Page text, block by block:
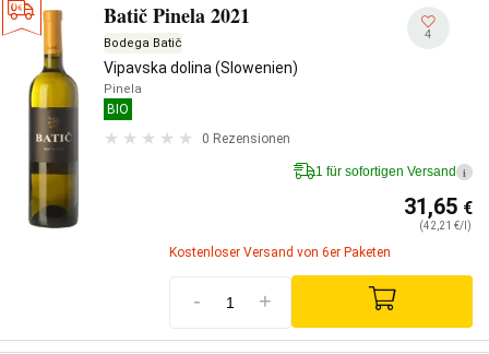
Batič Pinela 2021
Bodega Batič
Vipavska dolina (Slowenien)
Pinela
BIO
0 Rezensionen
4
1 für sofortigen Versand i
31,65 €
(42,21 €/l)
Kostenloser Versand von 6er Paketen
- +